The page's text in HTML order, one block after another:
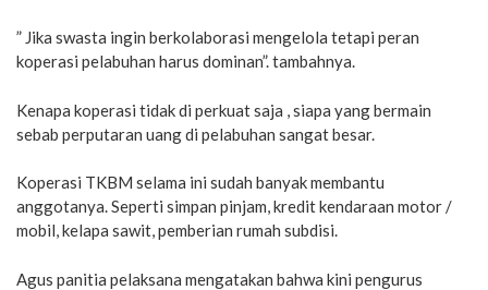
” Jika swasta ingin berkolaborasi mengelola tetapi peran
koperasi pelabuhan harus dominan”. tambahnya.
Kenapa koperasi tidak di perkuat saja , siapa yang bermain
sebab perputaran uang di pelabuhan sangat besar.
Koperasi TKBM selama ini sudah banyak membantu
anggotanya. Seperti simpan pinjam, kredit kendaraan motor /
mobil, kelapa sawit, pemberian rumah subdisi.
Agus panitia pelaksana mengatakan bahwa kini pengurus